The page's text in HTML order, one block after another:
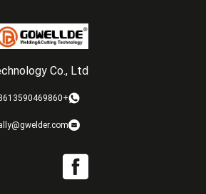
Co., Ltd.
+8613590469860